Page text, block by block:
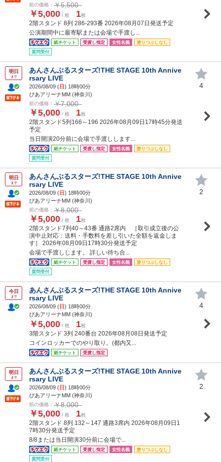
前の価格： ￥5,500
￥5,000 / 枚 1枚
2階スタンド 8列 286-293番 2026年08月07日発送予定
公演期間中に最寄駅または会場で手渡し...
紙チケット 受渡し指定 女性名義
塗りつぶしなし
質問受付
明日
まで
あんさんぶるスターズ!THE STAGE 10th Annive
rsary LIVE
2026/08/09 (日) 18時00分
ぴあアリーナMM (神奈川)
前の価格： ￥7,000
￥5,000 / 枚 1枚
2階スタンド5列166～196 2026年08月09日17時45分発送
予定
当日開演20分前に会場で手渡しします...
紙チケット 受渡し指定 女性名義
塗りつぶしなし
質問受付
4
明日
まで
あんさんぶるスターズ!THE STAGE 10th Annive
rsary LIVE
2026/08/09 (日) 18時00分
ぴあアリーナMM (神奈川)
前の価格： ￥8,000
￥5,000 / 枚 1枚
2階スタンド7列40～43番 通路2席内 ［取引成立後の公
演中止対応：送料・手数料を差し引いた全額を返金しま
す］ 2026年08月09日17時30分発送予定
会場で手渡しします。 詳しい待ち合...
紙チケット 受渡し指定 女性名義
塗りつぶしなし
質問受付
2
今日
まで
あんさんぶるスターズ!THE STAGE 10th Annive
rsary LIVE
2026/08/09 (日) 18時00分
ぴあアリーナMM (神奈川)
￥5,000 / 枚 1枚
3階スタンド 3列 240番台 2026年08月08日発送予定
コインロッカーでのやり取り。(都内又...
紙チケット 受渡し指定
4
明日
まで
あんさんぶるスターズ!THE STAGE 10th Annive
rsary LIVE
2026/08/09 (日) 18時00分
ぴあアリーナMM (神奈川)
前の価格： ￥8,000
￥5,000 / 枚 1枚
2階スタンド 8列 132～147 通路3席内 2026年08月09日1
7時30分発送予定
8/8または当日開演30分前に会場で...
紙チケット 受渡し指定 女性名義
塗りつぶしなし
質問受付
2